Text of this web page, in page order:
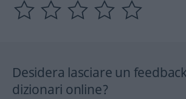
Desidera lasciare un
dizionari online?